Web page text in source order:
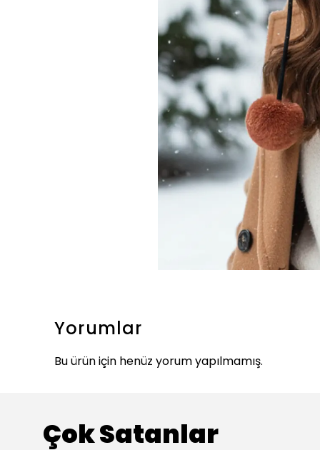
Yorumlar
Bu ürün için henüz yorum yapılmamış.
Çok Satanlar